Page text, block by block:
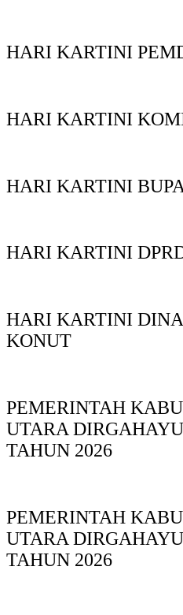
HARI KARTINI
HARI KARTINI
HARI KARTINI
HARI KARTINI
HARI KARTINI
KONUT
PEMERINTAH
UTARA
TAHUN 2026
PEMERINTAH
UTARA
TAHUN 2026